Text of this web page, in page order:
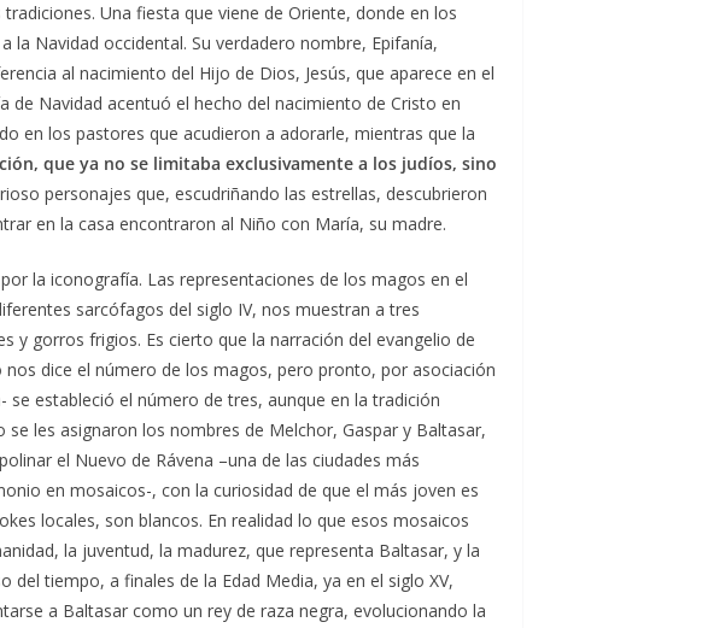
Una fiesta que viene de Oriente, donde en los
la Navidad occidental. Su verdadero nombre, Epifanía,
al nacimiento del Hijo de Dios, Jesús, que aparece en el
de Navidad acentuó el hecho del nacimiento de Cristo en
en los pastores que acudieron a adorarle, mientras que la
que ya no se limitaba exclusivamente a los judíos, sino
personajes que, escudriñando las estrellas, descubrieron
en la casa encontraron al Niño con María, su madre.
la iconografía. Las representaciones de los magos en el
sarcófagos del siglo IV, nos muestran a tres
y gorros frigios. Es cierto que la narración del evangelio de
dice el número de los magos, pero pronto, por asociación
estableció el número de tres, aunque en la tradición
les asignaron los nombres de Melchor, Gaspar y Baltasar,
el Nuevo de Rávena –una de las ciudades más
en mosaicos-, con la curiosidad de que el más joven es
locales, son blancos. En realidad lo que esos mosaicos
la juventud, la madurez, que representa Baltasar, y la
del tiempo, a finales de la Edad Media, ya en el siglo XV,
a Baltasar como un rey de raza negra, evolucionando la